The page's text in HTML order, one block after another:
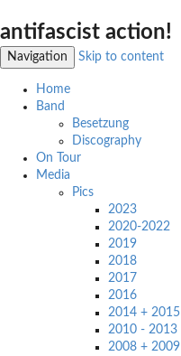
antifascist action!
Navigation Skip to content
Home
Band
Besetzung
Discography
On Tour
Media
Pics
2023
2020-2022
2019
2018
2017
2016
2014 + 2015
2010 - 2013
2008 + 2009